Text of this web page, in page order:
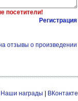
посетители!
Регистрация
отзывы о произведении
Наши награды | ВКонтакте